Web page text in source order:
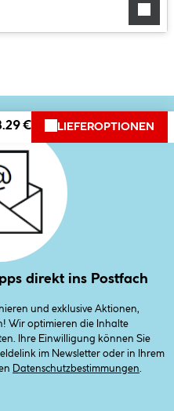
€ LIEFEROPTIONEN
direkt ins Postfach
und exklusive Aktionen,
Wir optimieren die Inhalte
Ihre Einwilligung können Sie
im Newsletter oder in Ihrem
Datenschutzbestimmungen